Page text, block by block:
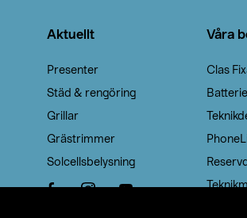
Aktuellt
Presenter
Städ & rengöring
Grillar
Grästrimmer
Solcellsbelysning
Våra
Clas